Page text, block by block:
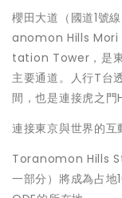
櫻田大道（國道1號
anomon Hills Mori
tation Tower，是東
主要通道。人行T台
間，也是連接虎之門
連接東京與世界的
Toranomon Hills
一部分）將成為占